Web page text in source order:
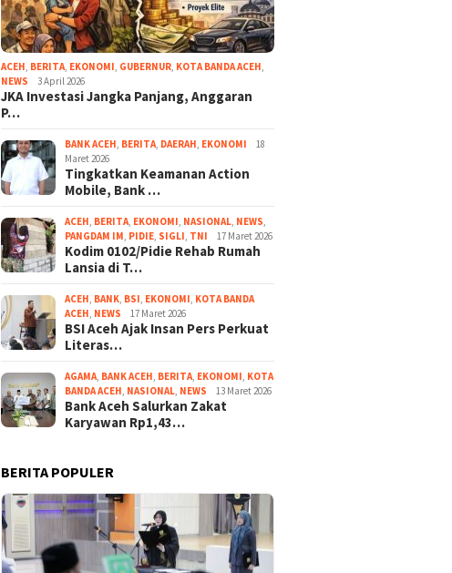
ACEH BERITA EKONOMI GUBERNUR KOTA BANDA ACEH
NEWS
3 April 2026
JKA Investasi Jangka Panjang, Anggaran
P…
BANK ACEH BERITA DAERAH EKONOMI
18
Maret 2026
Tingkatkan Keamanan Action
Mobile, Bank …
ACEH BERITA EKONOMI NASIONAL NEWS
PANGDAM IM PIDIE SIGLI TNI 17 Maret 2026
Kodim 0102/Pidie Rehab Rumah
Lansia di T…
ACEH BANK BSI EKONOMI KOTA BANDA
ACEH NEWS 17 Maret 2026
BSI Aceh Ajak Insan Pers Perkuat
Literas…
AGAMA BANK ACEH BERITA EKONOMI KOTA
BANDA ACEH NASIONAL NEWS 13 Maret 2026
Bank Aceh Salurkan Zakat
Karyawan Rp1,43…
BERITA POPULER